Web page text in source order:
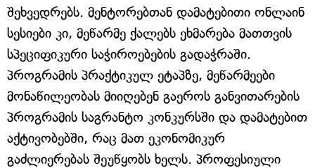
შეხვედრებს. მენტორებთან დამატებითი ონლაინ
სესიები კი, მეწარმე ქალებს ეხმარება მათთვის
სპეციფიკური საჭიროებების გადაჭრაში.
პროგრამის პრაქტიკულ ეტაპზე, მეწარმეები
მონაწილეობას მიიღებენ გაეროს განვითარების
პროგრამის საგრანტო კონკურსში და დამატებით
აქტივობებში, რაც მათ ეკონომიკურ
გაძლიერებას შეუწყობს ხელს. პროფესიული